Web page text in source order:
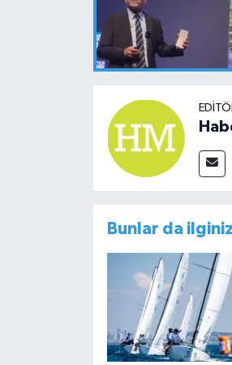
Bunlar da